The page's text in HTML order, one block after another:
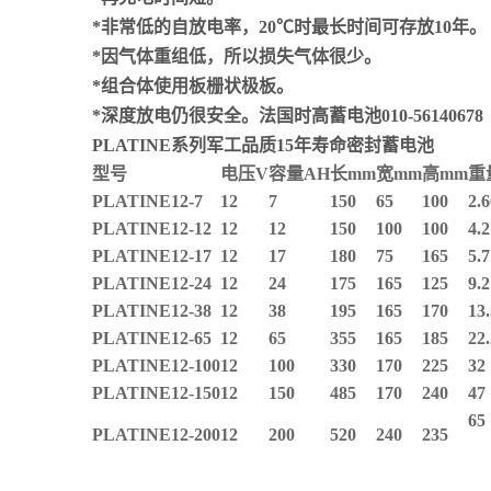
*非常低的自放电率，20℃时最长时间可存放10年。
*因气体重组低，所以损失气体很少。
*组合体使用板栅状极板。
*深度放电仍很安全。法国时高蓄电池010-56140678
PLATINE系列军工品质15年寿命密封蓄电池
型号
电压V容量AH长mm宽mm高mm重
PLATINE12-7
12 7 150 65 100
PLATINE12-12 12 12 150 100 100
4.2
PLATINE12-17 12 17 180 75 165
5.7
PLATINE12-24 12 24 175 165 125
9.2
PLATINE12-38 12 38 195 165 170
PLATINE12-65 12 65 355 165 185
PLATINE12-10012 100 330 170 225
32
PLATINE12-15012 150 485 170 240 47
PLATINE12-20012 200 520 240 235
65